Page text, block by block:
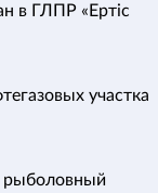
в ГЛПР «Ертіс
участка
рыболовный